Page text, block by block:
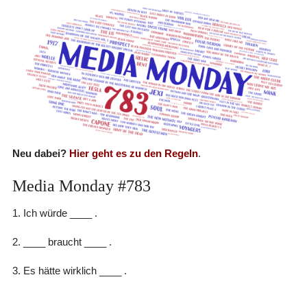
Neu dabei? Hier geht es zu den Regeln.
Media Monday #783
1. Ich würde ____ .
2. ____ braucht ____ .
3. Es hätte wirklich ____ .